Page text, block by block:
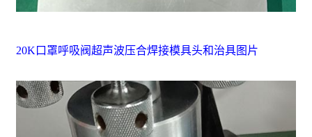
20K口罩呼吸阀超声波压合焊接模具头和治具图片